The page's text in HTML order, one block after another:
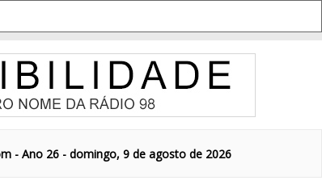
- Ano 26 - domingo, 9 de agosto de 2026